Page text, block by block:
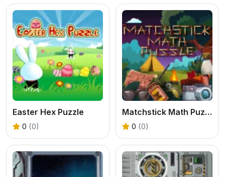
Easter Hex Puzzle
0 (0)
Matchstick Math Puzzle
0 (0)